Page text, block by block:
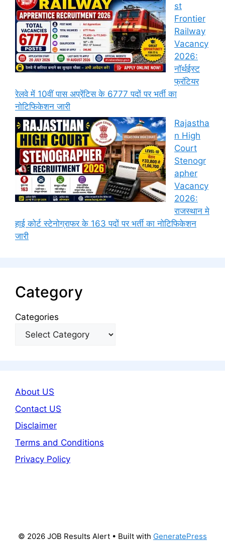
st
Frontier
Railway
Vacancy
2026:
नॉर्थईस्ट
फ्रंटियर
रेलवे में 10वीं पास अप्रेंटिस के 6777 पदों पर भर्ती का
नोटिफिकेशन जारी
Rajastha
n High
Court
Stenogr
apher
Vacancy
2026:
राजस्थान मे
हाई कोर्ट स्टेनोग्राफर के 163 पदों पर भर्ती का नोटिफिकेशन
जारी
Category
Categories
About US
Contact US
Disclaimer
Terms and Conditions
Privacy Policy
© 2026 JOB Results Alert • Built with GeneratePress